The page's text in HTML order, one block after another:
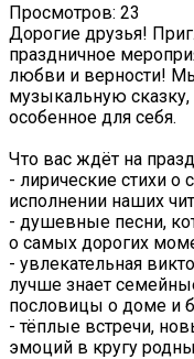
Просмотров: 23
Дорогие друзья!
праздничное
любви и верности!
музыкальную сказку,
особенное для себя.
Что вас ждёт на
- лирические стихи
исполнении наших
- душевные песни,
о самых дорогих
- увлекательная
лучше знает
пословицы о доме и
- тёплые встречи,
эмоций в кругу